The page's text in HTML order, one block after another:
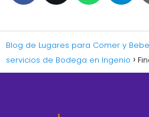
Blog de Lugares para Comer y
servicios de Bodega en Ingenio